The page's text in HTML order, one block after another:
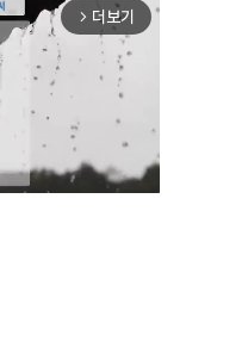
arrow_forward_ios 더보기